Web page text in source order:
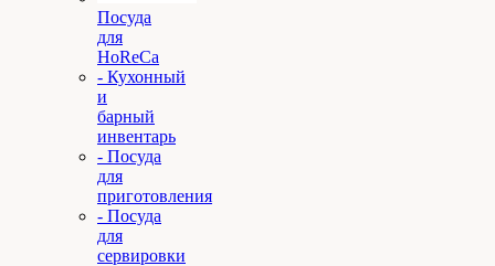
Посуда
для
HoReCa
- Кухонный
и
барный
инвентарь
- Посуда
для
приготовления
- Посуда
для
сервировки